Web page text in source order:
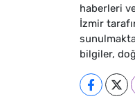
haberleri
İzmir
bilgiler,